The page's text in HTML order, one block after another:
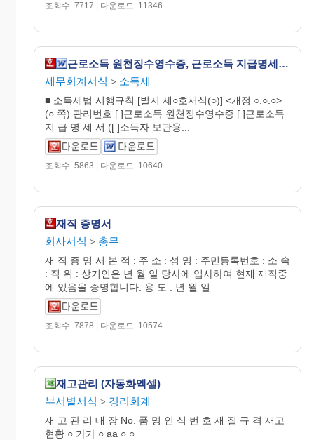
조회수: 7717 | 다운로드: 11346
근로소득 원천징수영수증, 근로소득 지급명세서 [소득세법 시행규칙 서식24]
세무회계서식 > 소득세
■ 소득세법 시행규칙 [별지 제○호서식(○)] <개정 ○.○.○>
(○ 쪽) 관리번호 [ ]근로소득 원천징수영수증 [ ]근로소득
지 급 명 세 서 ([ ]소득자 보관용...
조회수: 5863 | 다운로드: 10640
재직 증명서
회사서식 > 총무
재 직 증 명 서 본 적 : 주 소 : 성 명 : 주민등록번호 : 소 속
: 직 위 : 상기인은 년 월 일 당사에 입사하여 현재 재직중
에 있음을 증명합니다. 용 도 : 년 월 일
조회수: 7878 | 다운로드: 10574
재고관리 (자동화엑셀)
부서별서식 > 경리회계
재 고 관 리 대 장 No. 품 명 인 식 번 호 재 질 규 격 재고
현황 ○ 가가 ○ aa ○ ○